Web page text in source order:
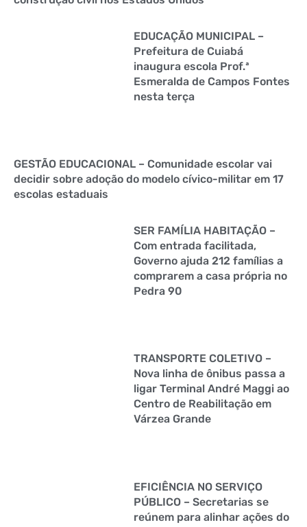
EDUCAÇÃO MUNICIPAL –
Prefeitura de Cuiabá
inaugura escola Prof.ª
Esmeralda de Campos Fontes
nesta terça
GESTÃO EDUCACIONAL – Comunidade escolar vai
decidir sobre adoção do modelo cívico-militar em 17
escolas estaduais
SER FAMÍLIA HABITAÇÃO –
Com entrada facilitada,
Governo ajuda 212 famílias a
comprarem a casa própria no
Pedra 90
TRANSPORTE COLETIVO –
Nova linha de ônibus passa a
ligar Terminal André Maggi ao
Centro de Reabilitação em
Várzea Grande
EFICIÊNCIA NO SERVIÇO
PÚBLICO – Secretarias se
reúnem para alinhar ações do